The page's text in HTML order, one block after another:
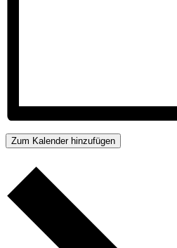
Zum Kalender hinzufügen